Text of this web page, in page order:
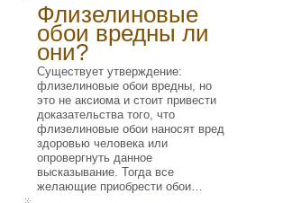
Флизелиновые
обои вредны ли
они?
Существует утверждение:
флизелиновые обои вредны, но
это не аксиома и стоит привести
доказательства того, что
флизелиновые обои наносят вред
здоровью человека или
опровергнуть данное
высказывание. Тогда все
желающие приобрести обои…